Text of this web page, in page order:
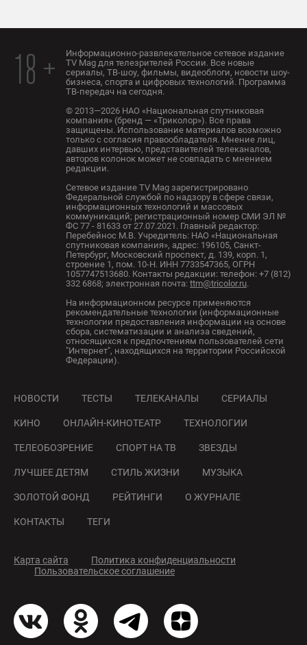
18 +
Информационно-развлекательное сетевое издание
TV Mag для телезрителей России. Все новые
сериалы, ТВ-шоу, фильмы, видеоблоги, новости шоу-
бизнеса, спорта и цифровых технологий. Программа
ТВ-передач на сегодня.
© 2013—2026 НАО «Национальная спутниковая
компания» (бренд — «Триколор»). Все права
защищены. Использование материалов возможно
только с согласия правообладателя. Мнение лиц,
давших интервью, представителей телеканалов,
авторов колонок может не совпадать с мнением
редакции.
Сетевое издание TV Mag зарегистрировано
Федеральной службой по надзору в сфере связи,
информационных технологий и массовых
коммуникаций; регистрационный номер СМИ ЭЛ №
ФС 77 - 81633 от 27.07.2021. Главный редактор:
Перебейнос М.В. Учредитель: НАО «Национальная
спутниковая компания», адрес: 196105, Санкт-
Петербург, Московский проспект, д. 139, корп. 1,
строение 1, пом. 10-Н. ИНН 7733547365, ОГРН
1057747513680. Контакты редакции: телефон: +7 (812)
332 6868; электронная почта: ttm@tricolor.ru.
На информационном ресурсе применяются
рекомендательные технологии (информационные
технологии предоставления информации на основе
сбора, систематизации и анализа сведений,
относящихся к предпочтениям пользователей сети
"Интернет", находящихся на территории Российской
Федерации).
НОВОСТИ ТЕСТЫ ТЕЛЕКАНАЛЫ СЕРИАЛЫ
КИНО ОНЛАЙН-КИНОТЕАТР ТЕХНОЛОГИИ
ТЕЛЕОБОЗРЕНИЕ СПОРТ НА ТВ ЗВЕЗДЫ
ЛУЧШЕЕ ДЕТЯМ СТИЛЬ ЖИЗНИ МУЗЫКА
ЗОЛОТОЙ ФОНД РЕЙТИНГИ О ЖУРНАЛЕ
КОНТАКТЫ ТЕГИ
Карта сайта
Политика конфиденциальности
Пользовательское соглашение